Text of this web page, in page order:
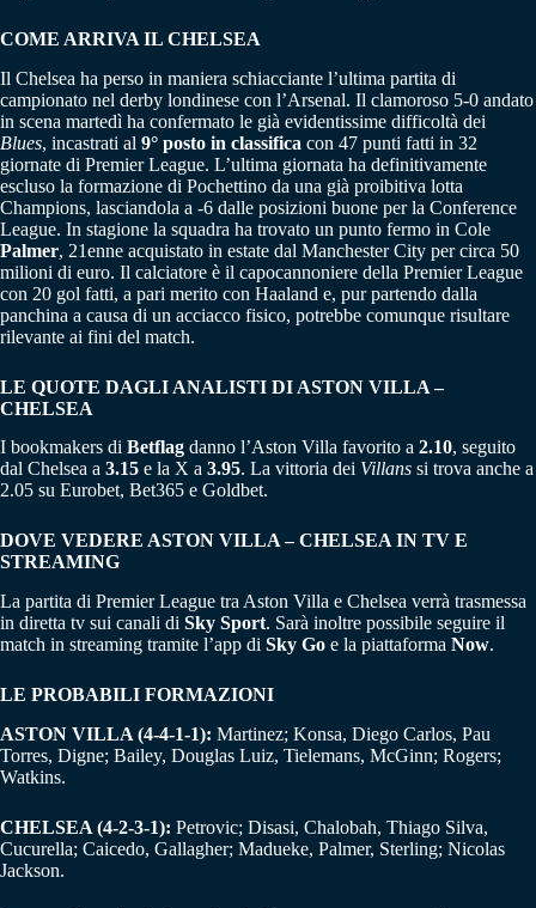
COME ARRIVA IL CHELSEA
Il Chelsea ha perso in maniera schiacciante l’ultima partita di
campionato nel derby londinese con l’Arsenal. Il clamoroso 5-0 andato
in scena martedì ha confermato le già evidentissime difficoltà dei
Blues, incastrati al 9° posto in classifica con 47 punti fatti in 32
giornate di Premier League. L’ultima giornata ha definitivamente
escluso la formazione di Pochettino da una già proibitiva lotta
Champions, lasciandola a -6 dalle posizioni buone per la Conference
League. In stagione la squadra ha trovato un punto fermo in Cole
Palmer, 21enne acquistato in estate dal Manchester City per circa 50
milioni di euro. Il calciatore è il capocannoniere della Premier League
con 20 gol fatti, a pari merito con Haaland e, pur partendo dalla
panchina a causa di un acciacco fisico, potrebbe comunque risultare
rilevante ai fini del match.
LE QUOTE DAGLI ANALISTI DI ASTON VILLA –
CHELSEA
I bookmakers di Betflag danno l’Aston Villa favorito a 2.10, seguito
dal Chelsea a 3.15 e la X a 3.95. La vittoria dei Villans si trova anche a
2.05 su Eurobet, Bet365 e Goldbet.
DOVE VEDERE ASTON VILLA – CHELSEA IN TV E
STREAMING
La partita di Premier League tra Aston Villa e Chelsea verrà trasmessa
in diretta tv sui canali di Sky Sport. Sarà inoltre possibile seguire il
match in streaming tramite l’app di Sky Go e la piattaforma Now.
LE PROBABILI FORMAZIONI
ASTON VILLA (4-4-1-1): Martinez; Konsa, Diego Carlos, Pau
Torres, Digne; Bailey, Douglas Luiz, Tielemans, McGinn; Rogers;
Watkins.
CHELSEA (4-2-3-1): Petrovic; Disasi, Chalobah, Thiago Silva,
Cucurella; Caicedo, Gallagher; Madueke, Palmer, Sterling; Nicolas
Jackson.